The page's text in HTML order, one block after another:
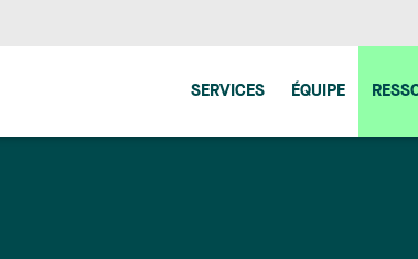
SERVICES ÉQUIPE